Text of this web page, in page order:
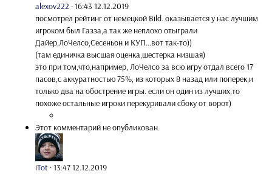
alexov222 ·16:43 12.12.2019
посмотрел рейтинг от немецкой Bild. оказывается у нас лучшим
игроком был Газза,а так же неплохо отыграли
Дайер,ЛоЧелсо,Сесеньон и КУП...вот так-то))
(там единичка высшая оценка,шестерка низшая)
это при том,что,например, ЛоЧелсо за всю игру отдал всего 17
пасов,с аккуратностью 75%, из которых 8 назад или поперек,и
только два на обострение игры. если он один из лучших,то
похоже остальные игроки перекуривали сбоку от ворот)
Этот комментарий не опубликован.
iTot ·13:47 12.12.2019